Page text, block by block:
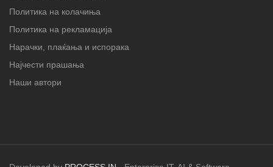
Политика на колачиња
Политика на рекламација
Нарачки, плаќања и испорака
Најчести прашања
Наши автори